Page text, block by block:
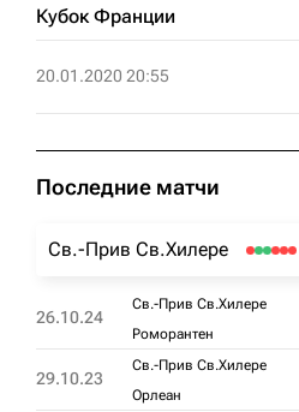
Кубок Франции
20.01.2020 20:55
Последние матчи
Св.-Прив Св.Хилере
26.10.24
Св.-Прив Св.Хилере
Роморантен
29.10.23
Св.-Прив Св.Хилере
Орлеан